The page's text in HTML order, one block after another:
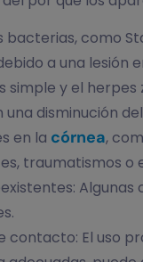
bacterias, como
a una lesión
simple y el
disminución
en la córnea,
traumatismos o
contacto: El uso